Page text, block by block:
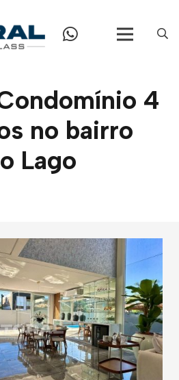
4
no bairro
Lago